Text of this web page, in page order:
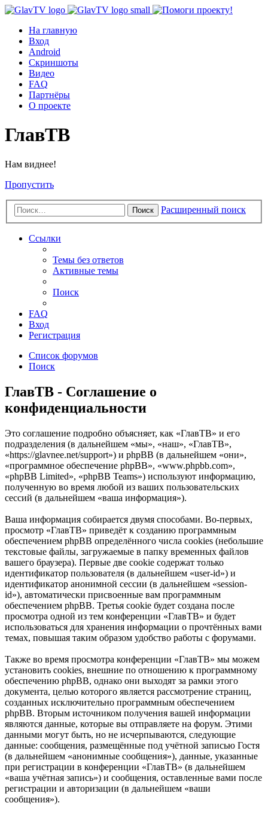
На главную
Вход
Android
Скриншоты
Видео
FAQ
Партнёры
О проекте
ГлавТВ
Нам виднее!
Пропустить
Поиск Расширенный поиск
Ссылки
Темы без ответов
Активные темы
Поиск
FAQ
Вход
Регистрация
Список форумов
Поиск
ГлавТВ - Соглашение о
конфиденциальности
Это соглашение подробно объясняет, как «ГлавТВ» и его
подразделения (в дальнейшем «мы», «наш», «ГлавТВ»,
«https://glavnee.net/support») и phpBB (в дальнейшем «они»,
«программное обеспечение phpBB», «www.phpbb.com»,
«phpBB Limited», «phpBB Teams») используют информацию,
полученную во время любой из ваших пользовательских
сессий (в дальнейшем «ваша информация»).
Ваша информация собирается двумя способами. Во-первых,
просмотр «ГлавТВ» приведёт к созданию программным
обеспечением phpBB определённого числа cookies (небольшие
текстовые файлы, загружаемые в папку временных файлов
вашего браузера). Первые две cookie содержат только
идентификатор пользователя (в дальнейшем «user-id») и
идентификатор анонимной сессии (в дальнейшем «session-
id»), автоматически присвоенные вам программным
обеспечением phpBB. Третья cookie будет создана после
просмотра одной из тем конференции «ГлавТВ» и будет
использоваться для хранения информации о прочтённых вами
темах, повышая таким образом удобство работы с форумами.
Также во время просмотра конференции «ГлавТВ» мы можем
установить cookies, внешние по отношению к программному
обеспечению phpBB, однако они выходят за рамки этого
документа, целью которого является рассмотрение страниц,
созданных исключительно программным обеспечением
phpBB. Вторым источником получения вашей информации
являются данные, которые вы отправляете на форум. Этими
данными могут быть, но не исчерпываются, следующие
данные: сообщения, размещённые под учётной записью Гостя
(в дальнейшем «анонимные сообщения»), данные, указанные
при регистрации в конференции «ГлавТВ» (в дальнейшем
«ваша учётная запись») и сообщения, оставленные вами после
регистрации и авторизации (в дальнейшем «ваши
сообщения»).